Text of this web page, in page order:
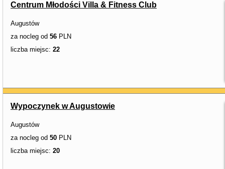
Centrum Młodości Villa & Fitness Club
Augustów
za nocleg od 56 PLN
liczba miejsc: 22
Wypoczynek w Augustowie
Augustów
za nocleg od 50 PLN
liczba miejsc: 20